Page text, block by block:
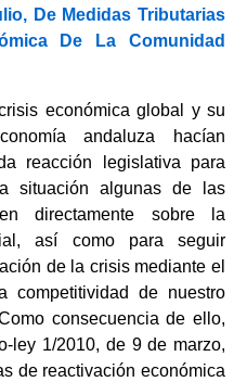
De Medidas Tributarias
De La Comunidad
económica global y su
andaluza hacían
reacción legislativa para
situación algunas de las
directamente sobre la
así como para seguir
de la crisis mediante el
competitividad de nuestro
consecuencia de ello,
ley 1/2010, de 9 de marzo,
de reactivación económica